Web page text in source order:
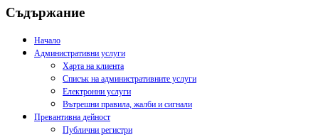
Съдържание
Начало
Административни услуги
Харта на клиента
Списък на административните услуги
Електронни услуги
Вътрешни правила, жалби и сигнали
Превантивна дейност
Публични регистри